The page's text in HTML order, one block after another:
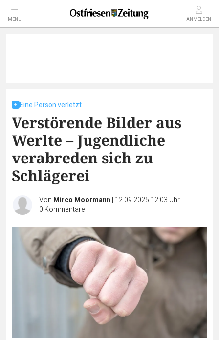
MENÜ ANMELDEN
Eine Person verletzt
Verstörende Bilder aus
Werlte – Jugendliche
verabreden sich zu
Schlägerei
Von Mirco Moormann | 12.09.2025 12:03 Uhr|
0 Kommentare